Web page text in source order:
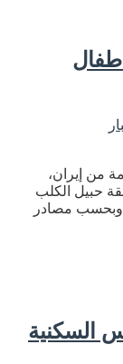
من إيران،
حبيل الكلب
وبحسب مصادر
السكنية